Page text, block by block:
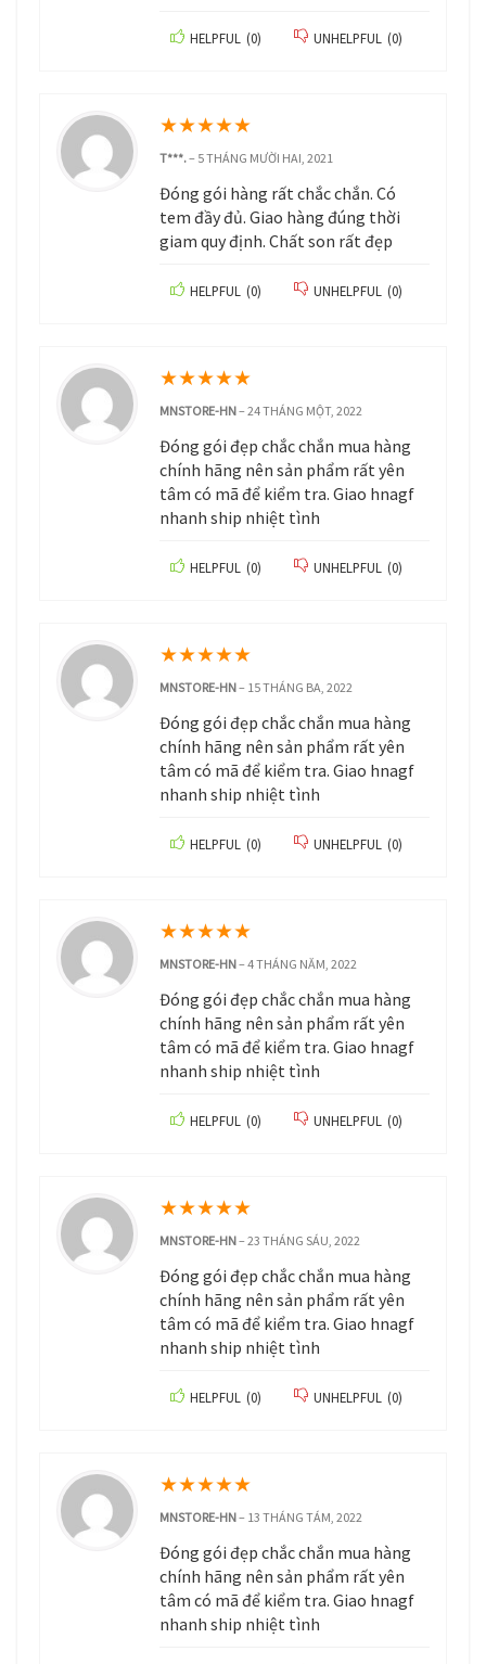
HELPFUL (0) UNHELPFUL (0)
★★★★★
T***.– 5 THÁNG MƯỜI HAI, 2021
Đóng gói hàng rất chắc chắn. Có
tem đầy đủ. Giao hàng đúng thời
giam quy định. Chất son rất đẹp
HELPFUL (0) UNHELPFUL (0)
★★★★★
MNSTORE-HN–24 THÁNG MỘT, 2022
Đóng gói đẹp chắc chắn mua hàng
chính hãng nên sản phẩm rất yên
tâm có mã để kiểm tra. Giao hnagf
nhanh ship nhiệt tình
HELPFUL (0) UNHELPFUL (0)
★★★★★
MNSTORE-HN– 15 THÁNG BA, 2022
Đóng gói đẹp chắc chắn mua hàng
chính hãng nên sản phẩm rất yên
tâm có mã để kiểm tra. Giao hnagf
nhanh ship nhiệt tình
HELPFUL (0) UNHELPFUL (0)
★★★★★
MNSTORE-HN–4 THÁNG NĂM, 2022
Đóng gói đẹp chắc chắn mua hàng
chính hãng nên sản phẩm rất yên
tâm có mã để kiểm tra. Giao hnagf
nhanh ship nhiệt tình
HELPFUL (0) UNHELPFUL (0)
★★★★★
MNSTORE-HN–23 THÁNG SÁU, 2022
Đóng gói đẹp chắc chắn mua hàng
chính hãng nên sản phẩm rất yên
tâm có mã để kiểm tra. Giao hnagf
nhanh ship nhiệt tình
HELPFUL (0) UNHELPFUL (0)
★★★★★
MNSTORE-HN– 13 THÁNG TÁM, 2022
Đóng gói đẹp chắc chắn mua hàng
chính hãng nên sản phẩm rất yên
tâm có mã để kiểm tra. Giao hnagf
nhanh ship nhiệt tình